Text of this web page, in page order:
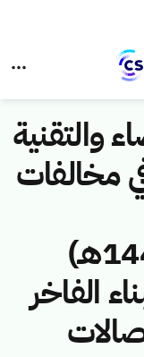
والتقنية
مخالفات
(42741495/ق/1443هـ)
الفاخر